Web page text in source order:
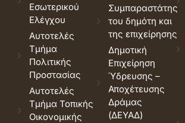
Εσωτερικού
Ελέγχου
Αυτοτελές
Τμήμα
Πολιτικής
Προστασίας
Αυτοτελές
Τμήμα Τοπικής
Οικονομικής
Συμπαραστάτης
του δημότη και
της επιχείρησης
Δημοτική
Επιχείρηση
Ύδρευσης –
Αποχέτευσης
Δράμας
(ΔΕΥΑΔ)